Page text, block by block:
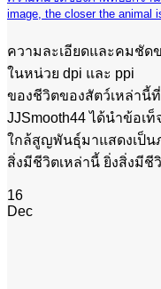
image, the closer the animal
ความละเอียดและคมชัด
ในหน่วย dpi และ ppi
ของชีวิตของสัตว์เหล่านี้
JJSmooth44 ได้นำข้อเ
ใกล้สูญพันธุ์มาแสดงเป็น
สิ่งมีชีวิตเหล่านี้ ยิ่งสิ่งมีชี
16
Dec